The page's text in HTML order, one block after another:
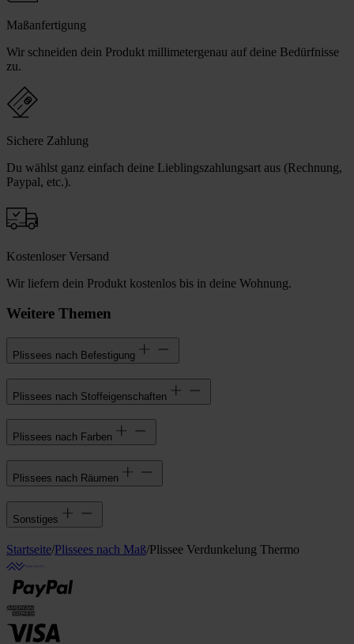
Maßanfertigung
Wir schneiden dein Produkt millimetergenau auf deine Bedürfnisse
zu.
Sichere Zahlung
Du wählst ganz einfach deine Lieblingszahlungsart aus (Rechnung,
Paypal, etc.).
Kostenloser Versand
Wir liefern dein Produkt kostenlos bis in deine Wohnung.
Weitere Themen
Plissees nach Befestigung
Plissees nach Stoffeigenschaften
Plissees nach Farben
Plissees nach Räumen
Sonstiges
Startseite/Plissees nach Maß/Plissee Verdunkelung Thermo